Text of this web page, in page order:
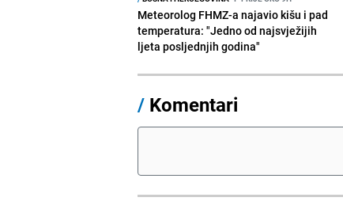
Meteorolog FHMZ-a najavio kišu i pad
temperatura: "Jedno od najsvježijih
ljeta posljednjih godina"
/ Komentari